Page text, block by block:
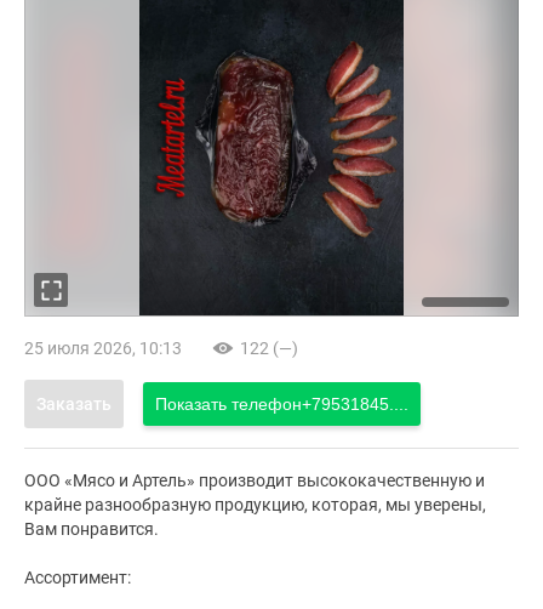
25 июля 2026, 10:13 122 (—)
Заказать Показать телефон+79531845....
ООО «Мясо и Артель» производит высококачественную и
крайне разнообразную продукцию, которая, мы уверены,
Вам понравится.
Ассортимент: